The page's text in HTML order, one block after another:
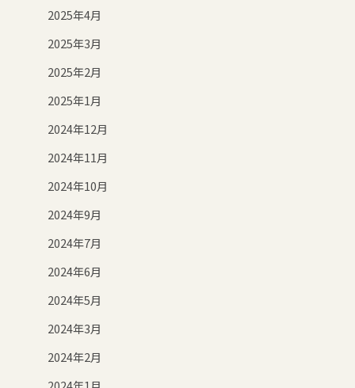
2025年4月
2025年3月
2025年2月
2025年1月
2024年12月
2024年11月
2024年10月
2024年9月
2024年7月
2024年6月
2024年5月
2024年3月
2024年2月